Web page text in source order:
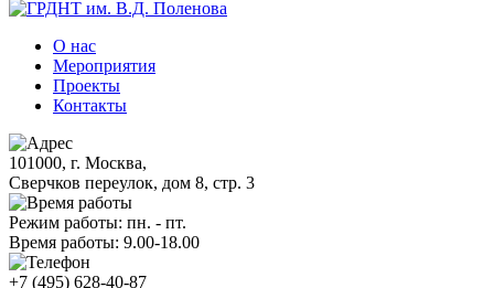
О нас
Мероприятия
Проекты
Контакты
101000, г. Москва,
Сверчков переулок, дом 8, стр. 3
Режим работы: пн. - пт.
Время работы: 9.00-18.00
+7 (495) 628-40-87